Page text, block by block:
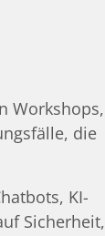
Workshops,
die
KI-
Sicherheit,